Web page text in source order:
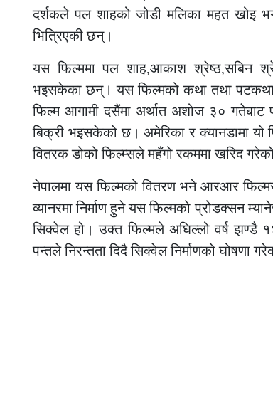
दर्शकले पल शाहको जोडी मलिका महत खोइ
भित्रिएकी छन्।
यस फिल्ममा पल शाह,आकाश श्रेष्ठ,सबिन
भइसकेका छन्। यस फिल्मको कथा तथा पटकथा
फिल्म आगामी दसैंमा अर्थात अशोज ३० गतेबाट
बिक्री भइसकेको छ। अमेरिका र क्यानडामा यो
वितरक डोको फिल्म्सले महँगो रकममा खरिद
नेपालमा यस फिल्मको वितरण भने आरआर
व्यानरमा निर्माण हुने यस फिल्मको प्रोडक्सन
सिक्वेल हो। उक्त फिल्मले अघिल्लो वर्ष
पन्तले निरन्तता दिदै सिक्वेल निर्माणको घोषणा